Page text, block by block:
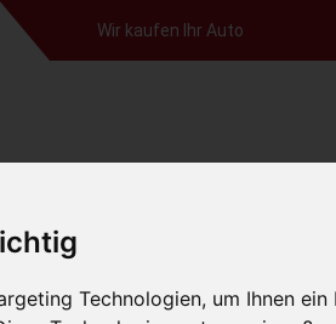
Technologien, um Ihnen
Wir kaufen Ihr Auto
HOME